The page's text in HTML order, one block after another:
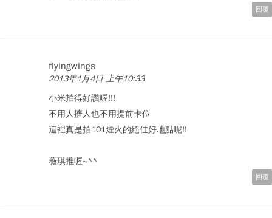
回覆
flyingwings
2013年1月4日 上午10:33
小米拍得好讚喔!!!
不用人擠人也不用提前卡位
這裡真是拍101煙火的絕佳好地點呢!!
薇琪推喔~^^
回覆